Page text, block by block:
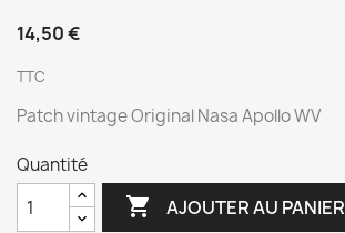
14,50 €
TTC
Patch vintage Original Nasa Apollo WV
Quantité
 AJOUTER AU PANIER